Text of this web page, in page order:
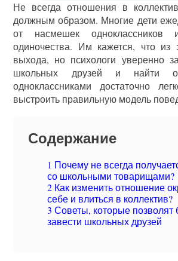
Не всегда отношения в
должным образом. Многие дети
от насмешек одноклассников
одиночества. Им кажется, что из
выхода, но психологи уверенно
школьных друзей и найти
одноклассниками достаточно
выстроить правильную модель
Содержание
1 Почему не всегда
со школьными товарищами?
2 Как изменить отношение
себе и влиться в коллектив?
3 Советы, которые позволят
завести школьных друзей